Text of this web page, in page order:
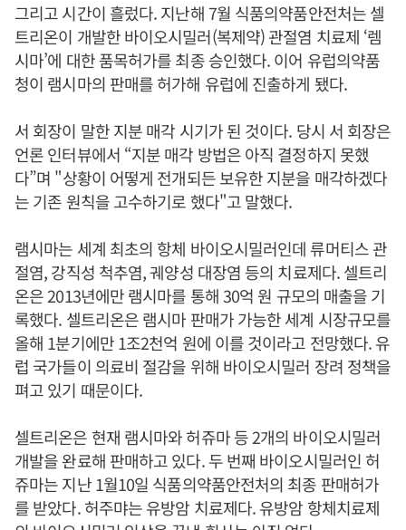
그리고 시간이 흘렀다. 지난해 7월 식품의약품안전처는 셀
트리온이 개발한 바이오시밀러(복제약) 관절염 치료제 ‘렘
시마’에 대한 품목허가를 최종 승인했다. 이어 유럽의약품
청이 램시마의 판매를 허가해 유럽에 진출하게 됐다.
서 회장이 말한 지분 매각 시기가 된 것이다. 당시 서 회장은
언론 인터뷰에서 “지분 매각 방법은 아직 결정하지 못했
다”며 "상황이 어떻게 전개되든 보유한 지분을 매각하겠다
는 기존 원칙을 고수하기로 했다"고 말했다.
램시마는 세계 최초의 항체 바이오시밀러인데 류머티스 관
절염, 강직성 척추염, 궤양성 대장염 등의 치료제다. 셀트리
온은 2013년에만 램시마를 통해 30억 원 규모의 매출을 기
록했다. 셀트리온은 램시마 판매가 가능한 세계 시장규모를
올해 1분기에만 1조2천억 원에 이를 것이라고 전망했다. 유
럽 국가들이 의료비 절감을 위해 바이오시밀러 장려 정책을
펴고 있기 때문이다.
셀트리온은 현재 램시마와 허쥬마 등 2개의 바이오시밀러
개발을 완료해 판매하고 있다. 두 번째 바이오시밀러인 허
쥬마는 지난 1월10일 식품의약품안전처의 최종 판매허가
를 받았다. 허주먀는 유방암 치료제다. 유방암 항체치료제